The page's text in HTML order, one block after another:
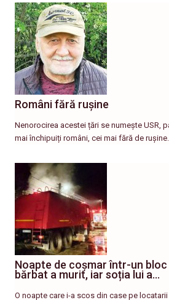
Români fără rușine
Nenorocirea acestei țări se numește USR,
mai închipuiți români, cei mai fără de
Noapte de coșmar într-un bloc
bărbat a murit, iar soția lui a…
O noapte care i-a scos din case pe